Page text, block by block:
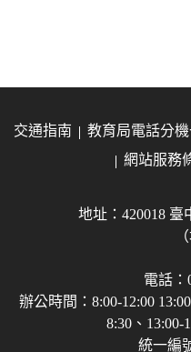
交通指南 教育局電話分
網站服務
地址：420018 臺
電話：
辦公時間：8:00-12:00
8:30、13:00-
統一編